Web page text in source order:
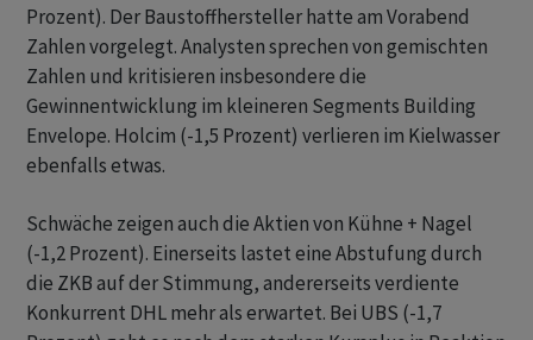
Prozent). Der Baustoffhersteller hatte am Vorabend
Zahlen vorgelegt. Analysten sprechen von gemischten
Zahlen und kritisieren insbesondere die
Gewinnentwicklung im kleineren Segments Building
Envelope. Holcim (-1,5 Prozent) verlieren im Kielwasser
ebenfalls etwas.
Schwäche zeigen auch die Aktien von Kühne + Nagel
(-1,2 Prozent). Einerseits lastet eine Abstufung durch
die ZKB auf der Stimmung, andererseits verdiente
Konkurrent DHL mehr als erwartet. Bei UBS (-1,7